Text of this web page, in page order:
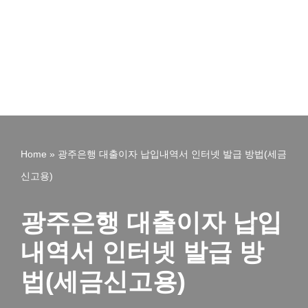
Home » 광주은행 대출이자 납입내역서 인터넷 발급 방법(세금
신고용)
광주은행 대출이자 납입
내역서 인터넷 발급 방
법(세금신고용)